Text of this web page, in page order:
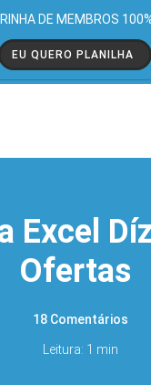
DE MEMBROS
EU QUERO PLANILHA
Excel
Ofertas
18 Comentários
Leitura: 1 min